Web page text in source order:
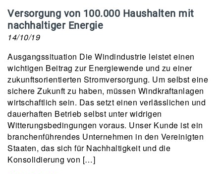
Versorgung von 100.000 Haushalten mit
nachhaltiger Energie
14/10/19
Ausgangssituation Die Windindustrie leistet einen
wichtigen Beitrag zur Energiewende und zu einer
zukunftsorientierten Stromversorgung. Um selbst eine
sichere Zukunft zu haben, müssen Windkraftanlagen
wirtschaftlich sein. Das setzt einen verlässlichen und
dauerhaften Betrieb selbst unter widrigen
Witterungsbedingungen voraus. Unser Kunde ist ein
branchenführendes Unternehmen in den Vereinigten
Staaten, das sich für Nachhaltigkeit und die
Konsolidierung von […]